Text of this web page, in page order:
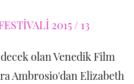
olan Venedik Film
Ambrosio'dan Elizabeth